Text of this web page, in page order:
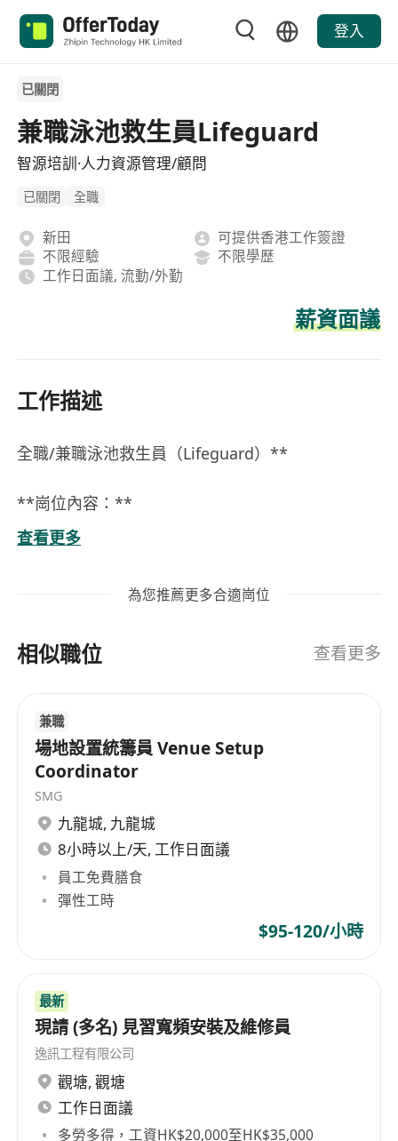
登入
已關閉
兼職泳池救生員Lifeguard
智源培訓·人力資源管理/顧問
已關閉 全職
新田
可提供香港工作簽證
不限經驗
不限學歷
工作日面議, 流動/外勤
薪資面議
工作描述
全職/兼職泳池救生員（Lifeguard）**
**崗位內容：**
1. 負責泳池開放期間的安全管理，實時監察泳客動
態，預防溺水及其他意外事故發生。
4. 定期檢查救生設備及急救藥品，確保器材處於良
**工作要求：**
1. 持有認可的救生員資格證書（如香港拯溺總會）
2. 具備良好的體能及水中救援能力，反應敏捷、責
任心強。
3. 能操流利粵語及基本英語溝通能力優先。
4. 能夠適應戶外及輪班工作環境，包括週末及公眾
作培訓。
查看更多
為您推薦更多合適崗位
相似職位 查看更多
兼職
場地設置統籌員 Venue Setup
Coordinator
SMG
九龍城, 九龍城
8小時以上/天, 工作日面議
員工免費膳食
彈性工時
$95-120/小時
最新
現請 (多名) 見習寬頻安裝及維修員
逸訊工程有限公司
觀塘, 觀塘
工作日面議
多勞多得，工資HK$20,000至HK$35,000